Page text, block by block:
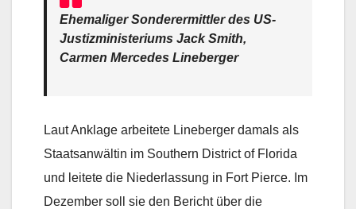
Ehemaliger Sonderermittler des US-
Justizministeriums Jack Smith,
Carmen Mercedes Lineberger
Laut Anklage arbeitete Lineberger damals als
Staatsanwältin im Southern District of Florida
und leitete die Niederlassung in Fort Pierce. Im
Dezember soll sie den Bericht über die